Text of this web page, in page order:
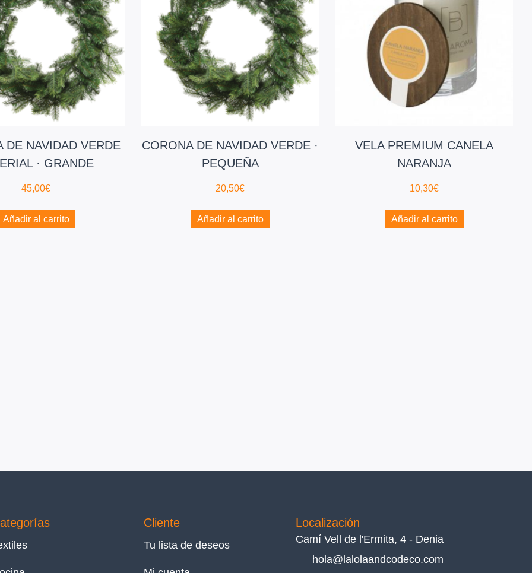
DE NAVIDAD VERDE
· GRANDE
45,00€
Añadir al carrito
CORONA DE NAVIDAD VERDE ·
PEQUEÑA
20,50€
Añadir al carrito
VELA PREMIUM CANELA
NARANJA
10,30€
Añadir al carrito
Cliente
Tu lista de deseos
Localización
Camí Vell de l'Ermita, 4 - Denia
hola@lalolaandcodeco.com